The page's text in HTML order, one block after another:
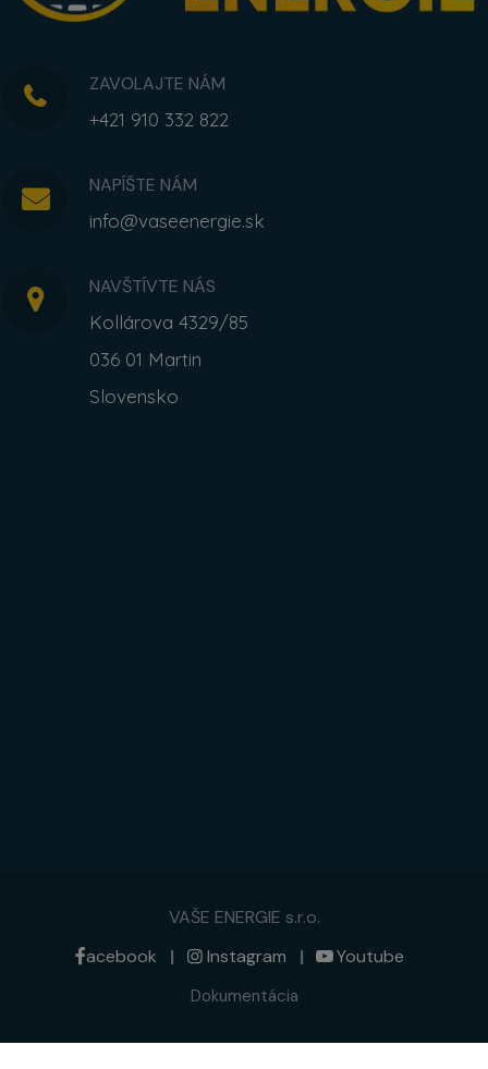
ZAVOLAJTE NÁM
+421 910 332 822
NAPÍŠTE NÁM
info@vaseenergie.sk
NAVŠTÍVTE NÁS
Kollárova 4329/85
036 01 Martin
Slovensko
VAŠE ENERGIE s.r.o.
acebook
| Instagram | Youtube
Dokumentácia